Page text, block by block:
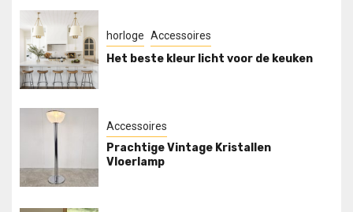
horloge Accessoires
Het beste kleur licht voor de keuken
Accessoires
Prachtige Vintage Kristallen
Vloerlamp